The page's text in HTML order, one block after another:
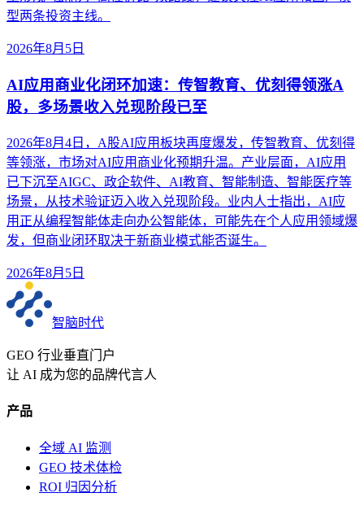
型两条投资主线。
2026年8月5日
AI应用商业化闭环加速：传智教育、优刻得领涨A
股，多场景收入兑现阶段已至
2026年8月4日，A股AI应用板块再度爆发，传智教育、优刻得
等领涨，市场对AI应用商业化预期升温。产业层面，AI应用
已下沉至AIGC、政企软件、AI教育、智能制造、智能医疗等
场景，从技术验证迈入收入兑现阶段。业内人士指出，AI应
用正从编程智能体走向办公智能体，可能先在个人应用领域爆
发，但商业闭环取决于新商业模式能否诞生。
2026年8月5日
智脑时代
GEO 行业垂直门户
让 AI 成为您的品牌代言人
产品
全域 AI 监测
GEO 技术体检
ROI 归因分析